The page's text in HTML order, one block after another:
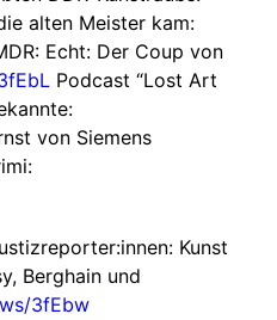
alten Meister kam:
Echt: Der Coup von
Podcast “Lost Art
von Siemens
Kunst
Berghain und
3fEbw